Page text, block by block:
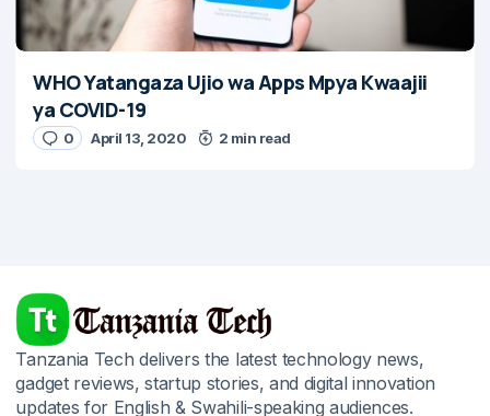
WHO Yatangaza Ujio wa Apps Mpya Kwaajii
ya COVID-19
0 April 13, 2020 2 min read
Tanzania Tech delivers the latest technology news,
gadget reviews, startup stories, and digital innovation
updates for English & Swahili-speaking audiences.